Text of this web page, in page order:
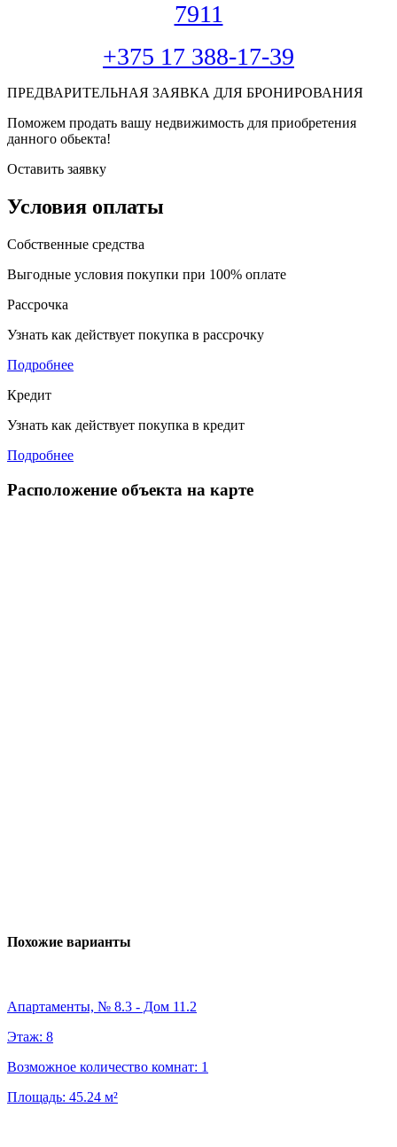
7911
+375 17 388-17-39
ПРЕДВАРИТЕЛЬНАЯ ЗАЯВКА ДЛЯ БРОНИРОВАНИЯ
Поможем продать вашу недвижимость для приобретения
данного обьекта!
Оставить заявку
Условия оплаты
Собственные средства
Выгодные условия покупки при 100% оплате
Рассрочка
Узнать как действует покупка в рассрочку
Подробнее
Кредит
Узнать как действует покупка в кредит
Подробнее
Расположение объекта на карте
Похожие варианты
Апартаменты, № 8.3 - Дом 11.2
Этаж: 8
Возможное количество комнат: 1
Площадь: 45.24 м²